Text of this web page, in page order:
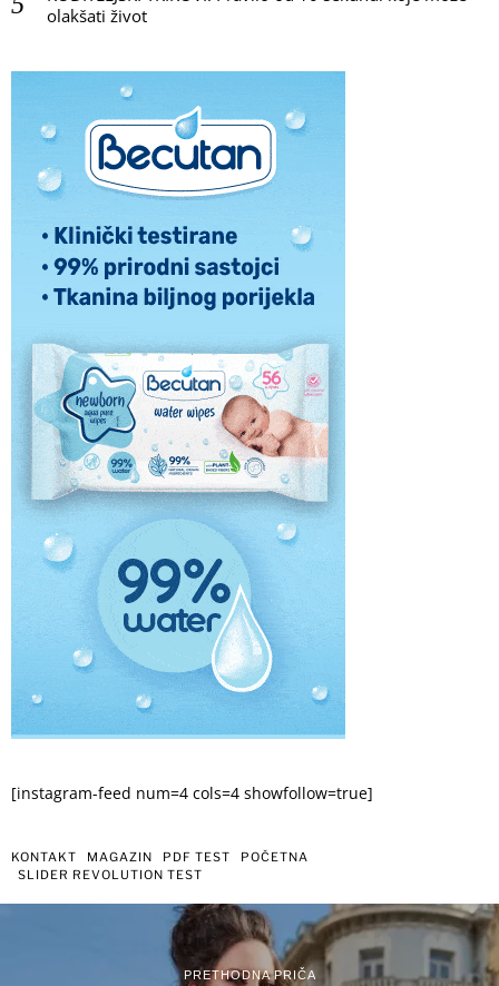
olakšati život
[instagram-feed num=4 cols=4 showfollow=true]
KONTAKT MAGAZIN PDF TEST
POČETNA
SLIDER REVOLUTION TEST
PRETHODNA PRIČA